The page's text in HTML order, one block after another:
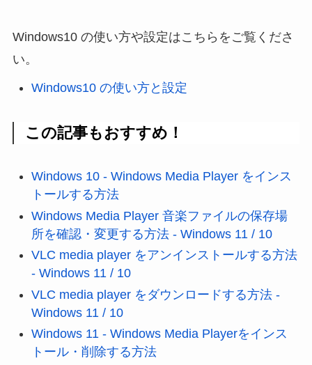
Windows10 の使い方や設定はこちらをご覧くださ
い。
Windows10 の使い方と設定
この記事もおすすめ！
Windows 10 - Windows Media Player をインス
トールする方法
Windows Media Player 音楽ファイルの保存場
所を確認・変更する方法 - Windows 11 / 10
VLC media player をアンインストールする方法
- Windows 11 / 10
VLC media player をダウンロードする方法 -
Windows 11 / 10
Windows 11 - Windows Media Playerをインス
トール・削除する方法